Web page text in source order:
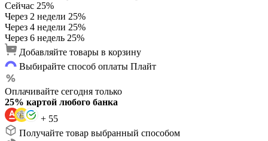
Сейчас 25%
Через 2 недели 25%
Через 4 недели 25%
Через 6 недель 25%
Добавляйте товары в корзину
Выбирайте способ оплаты Плайт
Оплачивайте сегодня только
25% картой любого банка
+ 55
Получайте товар выбранный способом